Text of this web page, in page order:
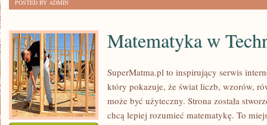
POSTED BY ADMIN
Matematyka w
SuperMatma.pl to inspirujący serwis
który pokazuje, że świat liczb, wzorów,
może być użyteczny. Strona została
chcą lepiej rozumieć matematykę. To